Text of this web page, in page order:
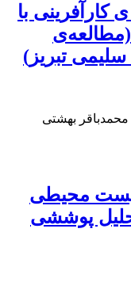
کارآفرینی با
تبریز)
محمدباقر بهشتی
محیطی
پوششی